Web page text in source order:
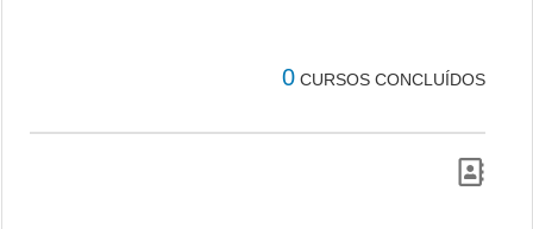
0 CURSOS CONCLUÍDOS